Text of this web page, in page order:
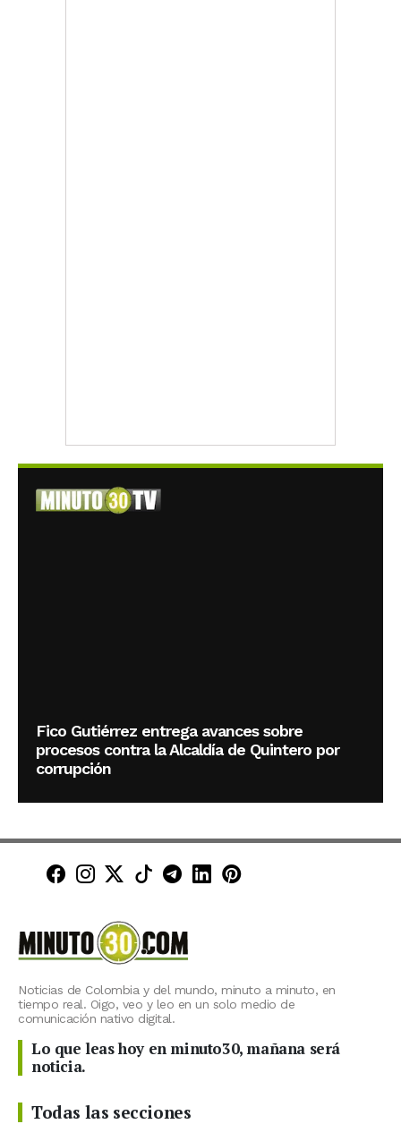
Fico Gutiérrez entrega avances sobre
procesos contra la Alcaldía de Quintero por
corrupción
Minuto30 en Facebook
Minuto30 en Instagram
Minuto30 en X (Twitter)
Minuto30 en TikTok
Canal de Minuto30 en
Minuto30 en LinkedIn
Minuto30 en
Noticias de Colombia y del mundo, minuto a minuto, en
tiempo real. Oigo, veo y leo en un solo medio de
comunicación nativo digital.
Lo que leas hoy en minuto30, mañana será
noticia.
Todas las secciones